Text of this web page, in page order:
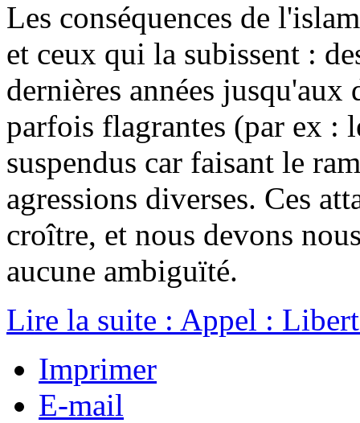
Les conséquences de
et ceux qui la subissent :
dernières années
parfois flagrantes (par ex :
suspendus car faisant le
agressions diverses. Ces
croître, et nous devons
aucune ambiguïté.
Lire la suite : Appel :
Imprimer
E-mail